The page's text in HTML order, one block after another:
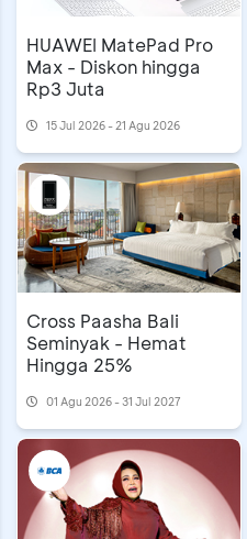
HUAWEI MatePad Pro
Max - Diskon hingga
Rp3 Juta
15 Jul 2026 - 21 Agu 2026
Cross Paasha Bali
Seminyak - Hemat
Hingga 25%
01 Agu 2026 - 31 Jul 2027